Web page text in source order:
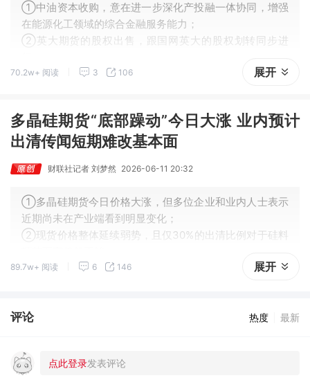
①中油资本收购，意在进一步深化产投融一体协同，增强
在能源化工领域的综合金融服务能力；
②英大期货的股权出售，跟国网英大的股权划转同步进
③随着新一轮股权变更落地，英大期货或迎来发展新机
70.2w+ 阅读 3 106 展开
多晶硅期货“底部躁动”今日大涨 业内预计
出清传闻短期难改基本面
财联社记者 刘梦然 2026-06-11 20:32
①多晶硅期货今日价格大涨，但多位企业和业内人士表示
近期尚未在产业端看到明显变化；
②现货价格整体延续弱势，且仅30%的出清比例对于硅料
89.7w+ 阅读 6 146 展开
评论 热度 最新